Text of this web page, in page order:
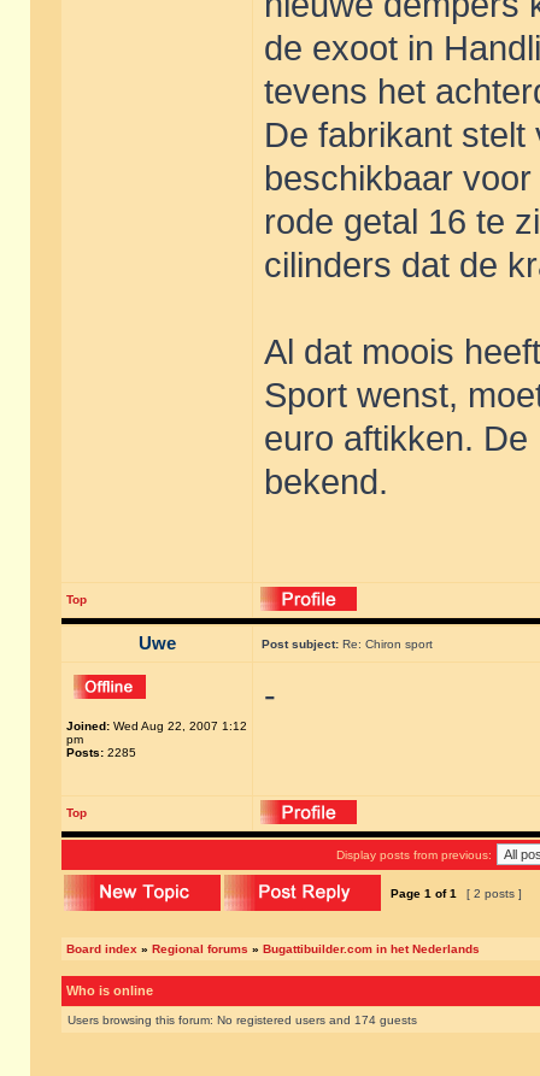
de exoot in
tevens het
De fabrikant
beschikbaar
rode getal 16 te
cilinders dat de
Al dat moois
Sport wenst,
euro aftikken.
bekend.
Top
Uwe Post subject: Re: Chiron sport
Joined: Wed Aug 22, 2007 1:12
pm
Posts: 2285
-
Top
Display posts from previous:
Page 1 of1 [ 2 posts ]
Board index » Regional forums » Bugattibuilder.com in het Nederlands
Who is online
Users browsing this forum: No registered users and 174 guests